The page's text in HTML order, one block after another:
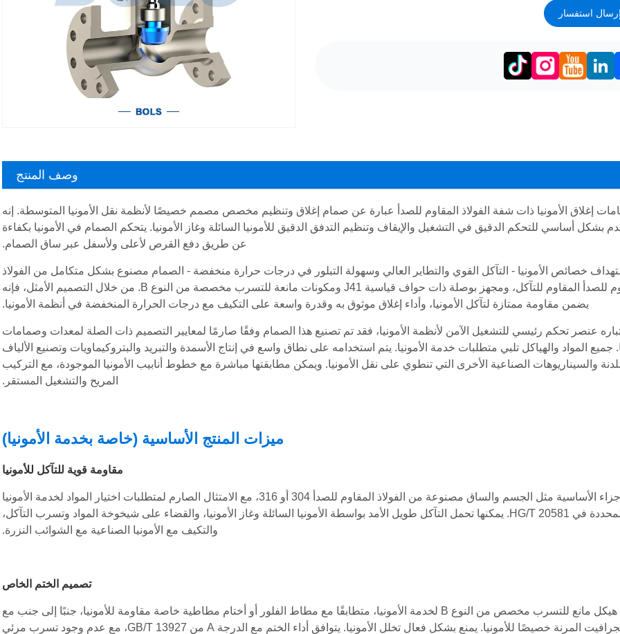
إرسال استفسار
LinkedIn
وصف المنتج
إغلاق الأمونيا ذات شفة الفولاذ المقاوم للصدأ عبارة عن صمام إغلاق وتنظيم مخصص مصمم خصيصًا لأنظمة نقل الأمونيا المتوسطة. إنه
بشكل أساسي للتحكم الدقيق في التشغيل والإيقاف وتنظيم التدفق الدقيق للأمونيا السائلة وغاز الأمونيا. يتحكم الصمام في الأمونيا بكفاءة
عن طريق دفع القرص لأعلى ولأسفل عبر ساق الصمام.
خصائص الأمونيا - التآكل القوي والتطاير العالي وسهولة التبلور في درجات حرارة منخفضة - الصمام مصنوع بشكل متكامل من الفولاذ
المقاوم للصدأ المقاوم للتآكل، ومجهز بوصلة ذات حواف قياسية J41 ومكونات مانعة للتسرب مخصصة من النوع B. من خلال التصميم الأمثل، فإنه
يضمن مقاومة ممتازة لتآكل الأمونيا، وأداء إغلاق موثوق به وقدرة واسعة على التكيف مع درجات الحرارة المنخفضة في أنظمة الأمونيا.
عنصر تحكم رئيسي للتشغيل الآمن لأنظمة الأمونيا، فقد تم تصنيع هذا الصمام وفقًا صارمًا لمعايير التصميم ذات الصلة لمعدات وصمامات
جميع المواد والهياكل تلبي متطلبات خدمة الأمونيا. يتم استخدامه على نطاق واسع في إنتاج الأسمدة والتبريد والبتروكيماويات وتصنيع الألياف
والسيناريوهات الصناعية الأخرى التي تنطوي على نقل الأمونيا. ويمكن مطابقتها مباشرة مع خطوط أنابيب الأمونيا الموجودة، مع التركيب
المريح والتشغيل المستقر.
ميزات المنتج الأساسية (خاصة بخدمة الأمونيا)
مقاومة قوية للتآكل للأمونيا
الأجزاء الأساسية مثل الجسم والساق مصنوعة من الفولاذ المقاوم للصدأ 304 أو 316، مع الامتثال الصارم لمتطلبات اختيار المواد لخدمة الأمونيا
المحددة في HG/T 20581. يمكنها تحمل التآكل طويل الأمد بواسطة الأمونيا السائلة وغاز الأمونيا، والقضاء على شيخوخة المواد وتسرب التآكل،
والتكيف مع الأمونيا الصناعية مع الشوائب النزرة.
تصميم الختم الخاص
يعتمد هيكل مانع للتسرب مخصص من النوع B لخدمة الأمونيا، متطابقًا مع مطاط الفلور أو أختام مطاطية خاصة مقاومة للأمونيا، جنبًا إلى جنب مع
تعبئة الجرافيت المرنة خصيصًا للأمونيا. يمنع بشكل فعال تخلل الأمونيا. يتوافق أداء الختم مع الدرجة A من GB/T 13927، مع عدم وجود تسرب مرئي